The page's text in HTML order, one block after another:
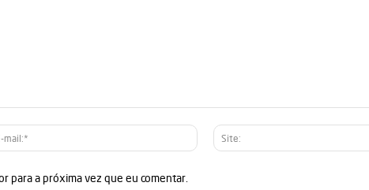
E-
mail:*
para a próxima vez que eu comentar.